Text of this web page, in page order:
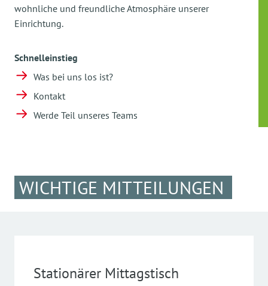
wohnliche und freundliche Atmosphäre unserer
Einrichtung.
Schnelleinstieg
Was bei uns los ist?
Kontakt
Werde Teil unseres Teams
WICHTIGE MITTEILUNGEN
Stationärer Mittagstisch